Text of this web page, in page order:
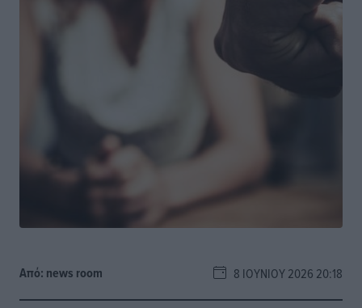
Από: news room 8 ΙΟΥΝΊΟΥ 2026 20:18